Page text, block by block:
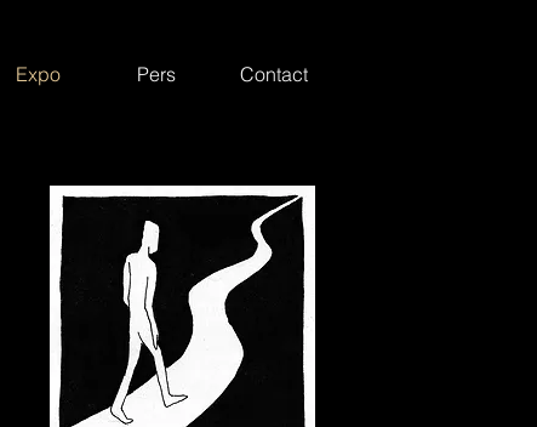
Expo Pers Contact